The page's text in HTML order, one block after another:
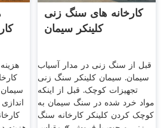
کارخانه های سنگ زنی
کلینکر سیمان
قبل از سنگ زنی در مدار آسیاب
سیمان. سیمان کلینکر سنگ زنی
تجهیزات کوچک. قبل از اینکه
مواد خرد شده در سنگ سیمان به
کوچک کردن کلینکر کارخانه سنگ